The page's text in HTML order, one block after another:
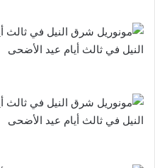
النيل في ثالث أيام عيد الأضحى
النيل في ثالث أيام عيد الأضحى